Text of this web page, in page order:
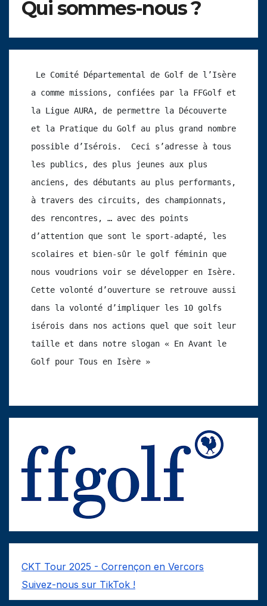
Qui sommes-nous ?
a comme missions, confiées par la FFGolf et
la Ligue AURA, de permettre la Découverte
et la Pratique du Golf au plus grand nombre
possible d’Isérois.  Ceci s’adresse à tous
les publics, des plus jeunes aux plus
anciens, des débutants au plus performants,
à travers des circuits, des championnats,
des rencontres, … avec des points
d’attention que sont le sport-adapté, les
scolaires et bien-sûr le golf féminin que
nous voudrions voir se développer en Isère.
Cette volonté d’ouverture se retrouve aussi
dans la volonté d’impliquer les 10 golfs
isérois dans nos actions quel que soit leur
taille et dans notre slogan « En Avant le
Golf pour Tous en Isère »
CKT Tour 2025 - Corrençon en Vercors
Suivez-nous sur TikTok !